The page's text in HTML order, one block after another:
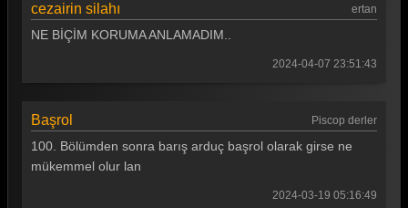
cezairin silahı ertan
NE BİÇİM KORUMA ANLAMADIM..
2024-04-07 23:51:43
Başrol Piscop derler
100. Bölümden sonra barış arduç başrol olarak girse ne
mükemmel olur lan
2024-03-19 05:16:49